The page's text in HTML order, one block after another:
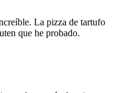
La pizza de tartufo
que he probado.